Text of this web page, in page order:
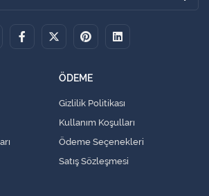
ÖDEME
Gizlilik Politikası
Kullanım Koşulları
Ödeme Seçenekleri
Satış Sözleşmesi